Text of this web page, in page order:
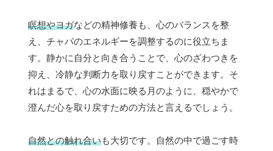
瞑想やヨガなどの精神修養も、心のバランスを整
え、チャパのエネルギーを調整するのに役立ちま
す。静かに自分と向き合うことで、心のざわつきを
抑え、冷静な判断力を取り戻すことができます。そ
れはまるで、心の水面に映る月のように、穏やかで
澄んだ心を取り戻すための方法と言えるでしょう。
自然との触れ合いも大切です。自然の中で過ごす時